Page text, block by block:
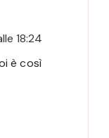
18:24
è così